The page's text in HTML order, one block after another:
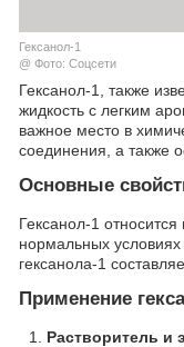
Гексанол-1
@ Фото: Соцсети
Гексанол-1, также
жидкость с легким
важное место в
соединения, а также
Основные
Гексанол-1
нормальных
гексанола-1
Применение
Растворитель и